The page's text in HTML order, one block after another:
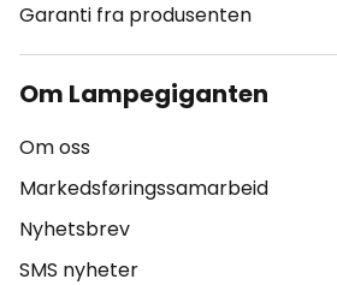
Garanti fra produsenten
Om Lampegiganten
Om oss
Markedsføringssamarbeid
Nyhetsbrev
SMS nyheter